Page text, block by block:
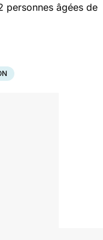
personnes âgées de